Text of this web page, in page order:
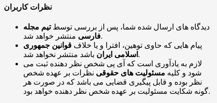
نظرات کاربران
دیدگاه های ارسال شده شما، پس از بررسی توسطتیم مجله
فارسیمنتشر خواهد شد.
پیام هایی که حاوی توهین، افترا و یا خلاف قوانین جمهوری
اسلامی ایران باشد منتشر نخواهد شد.
لازم به یادآوری است که آی پی شخص نظر دهنده ثبت می
شود و کلیه مسئولیت های حقوقی نظرات بر عهده شخص
نظر بوده و قابل پیگیری قضایی می باشد که در صورت هر
گونه شکایت مسئولیت بر عهده شخص نظر دهنده خواهد بود.